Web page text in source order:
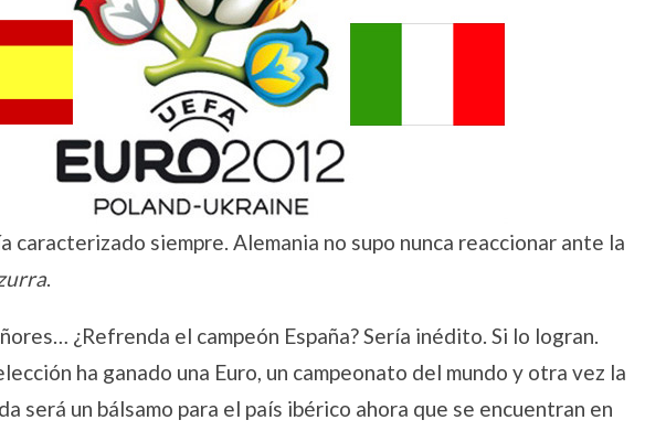
caracterizado siempre. Alemania no supo nunca reaccionar ante la
.
¿Refrenda el campeón España? Sería inédito. Si lo logran.
ha ganado una Euro, un campeonato del mundo y otra vez la
será un bálsamo para el país ibérico ahora que se encuentran en